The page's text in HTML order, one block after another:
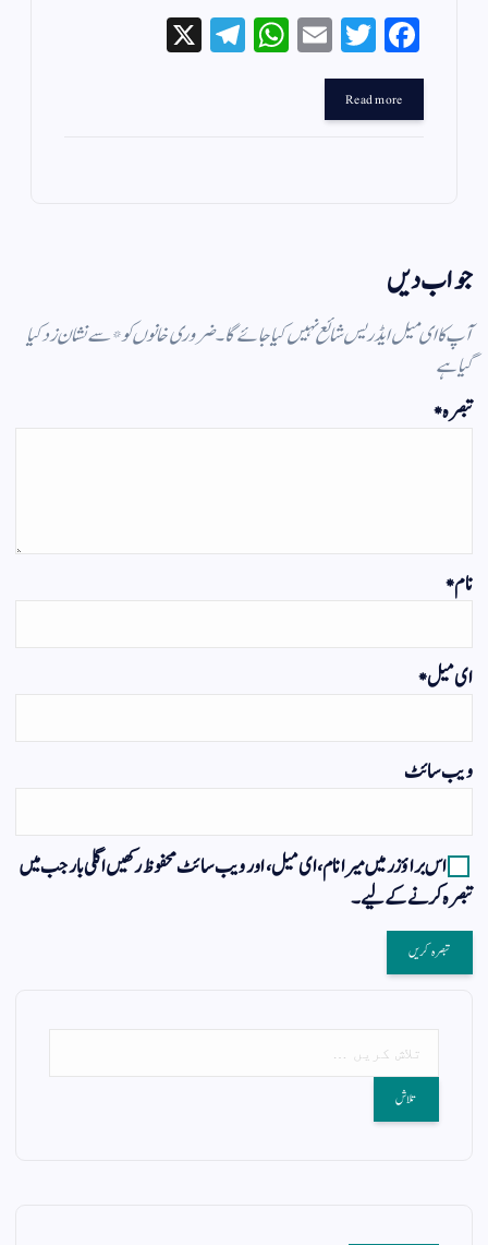
Fa
ce
bo
ok
T
wi
r
E
m
W
ha
Te
le
Read more
جواب دیں
آپ کا ای میل ایڈریس شائع نہیں کیا جائے گا۔ضروری خانوں کو*سے نشان زد کیا
گیا ہے
تبصرہ*
نام*
ای میل*
ویب‌ سائٹ
اس براؤزر میں میرا نام، ای میل، اور ویب سائٹ محفوظ رکھیں اگلی بار جب میں
تبصرہ کرنے کےلیے۔